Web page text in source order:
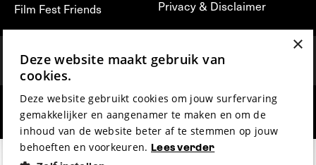
Film Fest Friends
Privacy & Disclaimer
hosted by made by
×
Deze website maakt gebruik van
cookies.
Deze website gebruikt cookies om jouw surfervaring
gemakkelijker en aangenamer te maken en om de
inhoud van de website beter af te stemmen op jouw
behoeften en voorkeuren. Lees verder